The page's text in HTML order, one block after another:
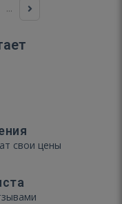
...
свои цены